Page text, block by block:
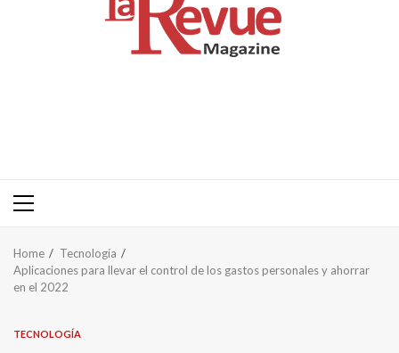
Primary
Home
Tecnología
Aplicaciones para llevar el control de los gastos personales y ahorrar
en el 2022
TECNOLOGÍA